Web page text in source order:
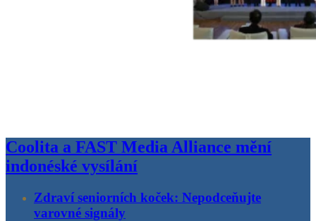
Coolita a FAST Media Alliance mění
indonéské vysílání
Zdraví seniorních koček: Nepodceňujte
varovné signály